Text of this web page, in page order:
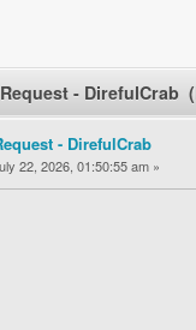
- DirefulCrab
- DirefulCrab
22, 2026, 01:50:55 am »